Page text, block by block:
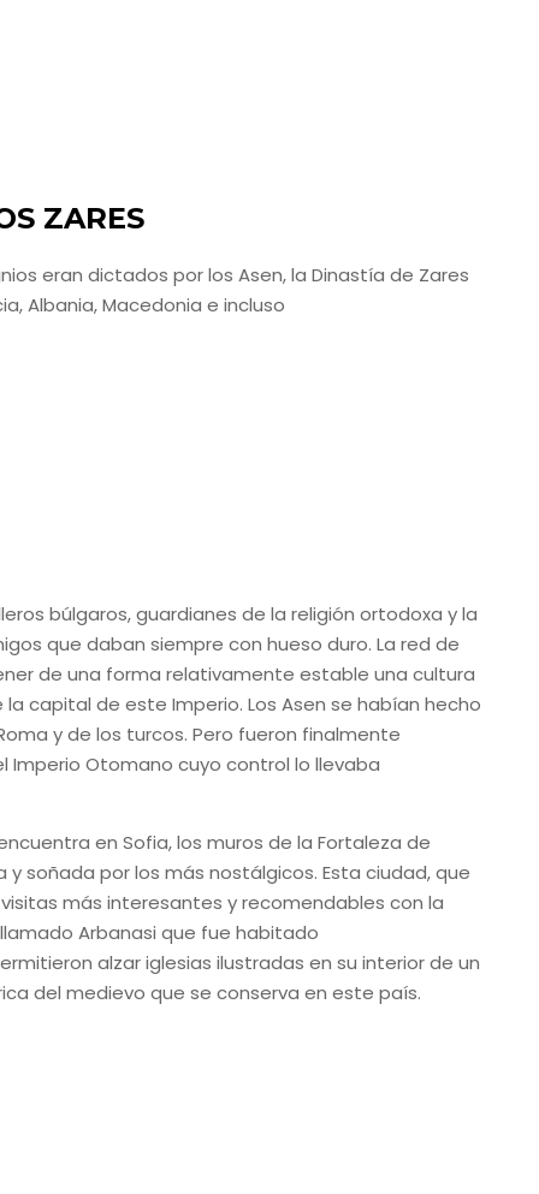
ZARES
eran dictados por los Asen, la Dinastía de Zares
Albania, Macedonia e incluso
búlgaros, guardianes de la religión ortodoxa y la
que daban siempre con hueso duro. La red de
de una forma relativamente estable una cultura
capital de este Imperio. Los Asen se habían hecho
y de los turcos. Pero fueron finalmente
Imperio Otomano cuyo control lo llevaba
en Sofia, los muros de la Fortaleza de
soñada por los más nostálgicos. Esta ciudad, que
más interesantes y recomendables con la
Arbanasi que fue habitado
alzar iglesias ilustradas en su interior de un
del medievo que se conserva en este país.